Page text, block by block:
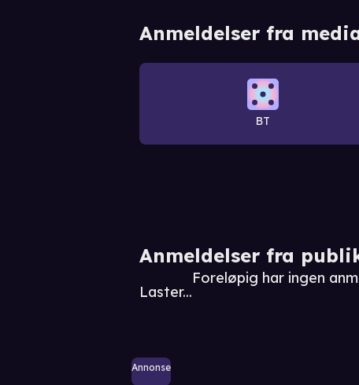
Anmeldelser fra
BT
Anmeldelser fra
Laster...
Foreløpig har ingen
Annonse